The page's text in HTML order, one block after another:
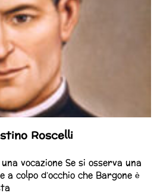
Roscelli
vocazione Se si osserva una
colpo d’occhio che Bargone è